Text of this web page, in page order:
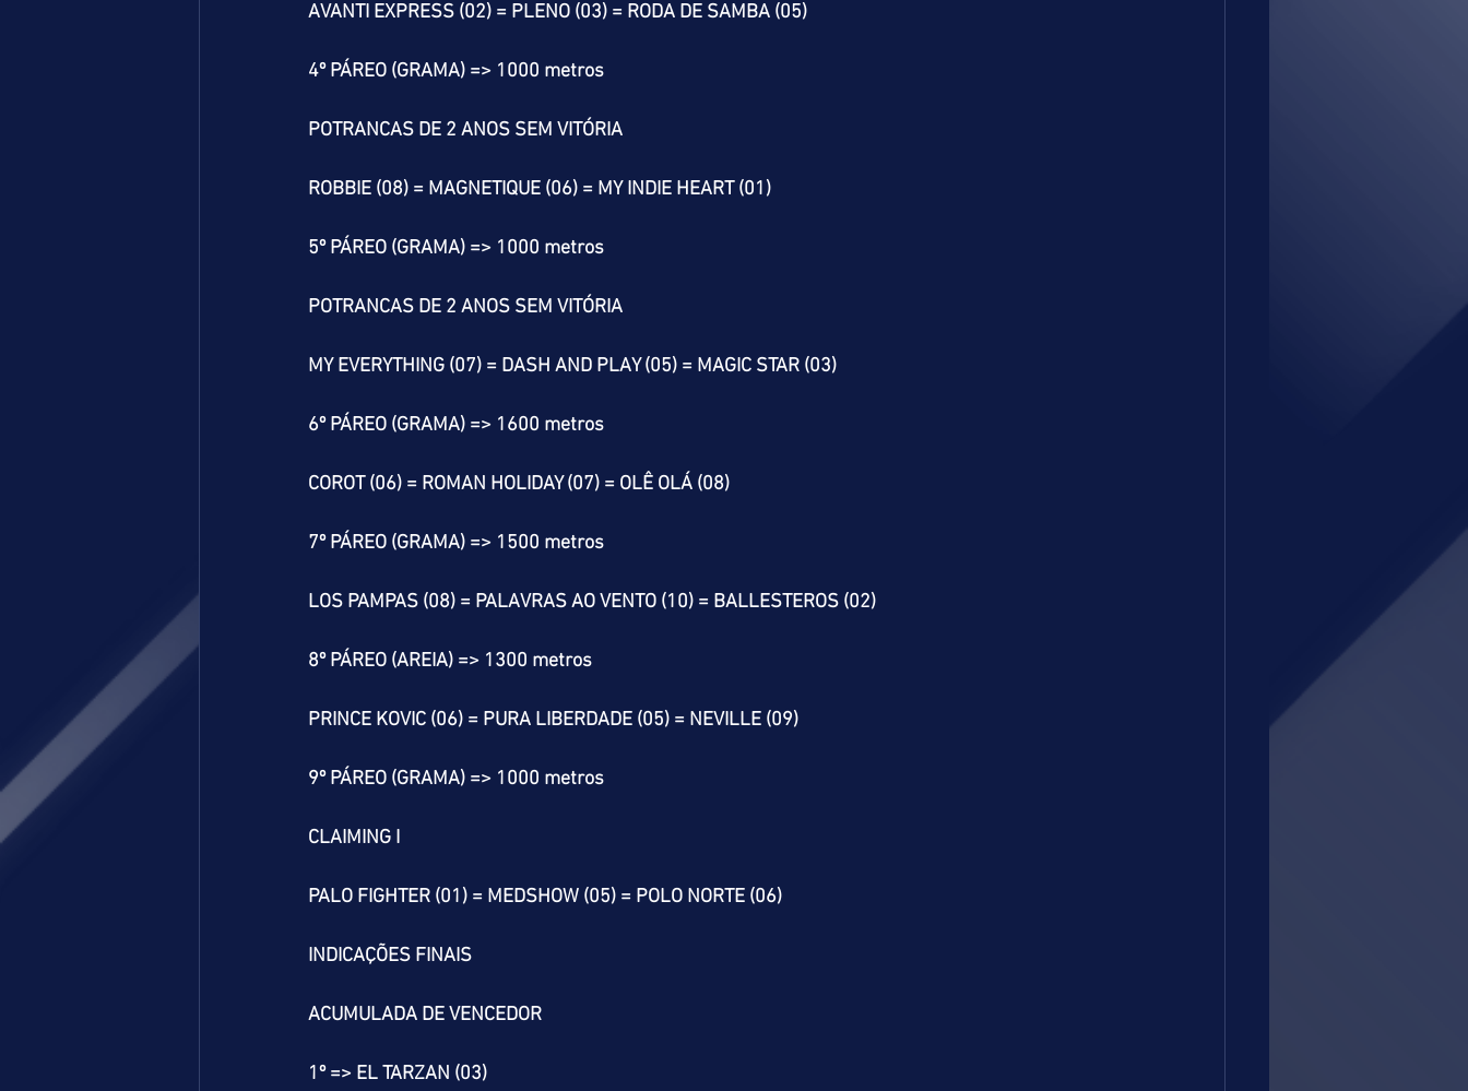
AVANTI EXPRESS (02) = PLENO (03) = RODA DE SAMBA (05)
4º PÁREO (GRAMA) => 1000 metros
POTRANCAS DE 2 ANOS SEM VITÓRIA
ROBBIE (08) = MAGNETIQUE (06) = MY INDIE HEART (01)
5º PÁREO (GRAMA) => 1000 metros
POTRANCAS DE 2 ANOS SEM VITÓRIA
MY EVERYTHING (07) = DASH AND PLAY (05) = MAGIC STAR (03)
6º PÁREO (GRAMA) => 1600 metros
COROT (06) = ROMAN HOLIDAY (07) = OLÊ OLÁ (08)
7º PÁREO (GRAMA) => 1500 metros
LOS PAMPAS (08) = PALAVRAS AO VENTO (10) = BALLESTEROS (02)
8º PÁREO (AREIA) => 1300 metros
PRINCE KOVIC (06) = PURA LIBERDADE (05) = NEVILLE (09)
9º PÁREO (GRAMA) => 1000 metros
CLAIMING I
PALO FIGHTER (01) = MEDSHOW (05) = POLO NORTE (06)
INDICAÇÕES FINAIS
ACUMULADA DE VENCEDOR
1º => EL TARZAN (03)